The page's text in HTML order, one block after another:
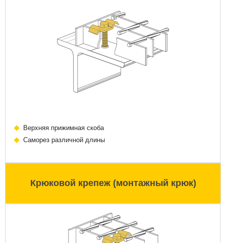
Верхняя прижимная скоба
Саморез различной длины
Крюковой крепеж (монтажный крюк)